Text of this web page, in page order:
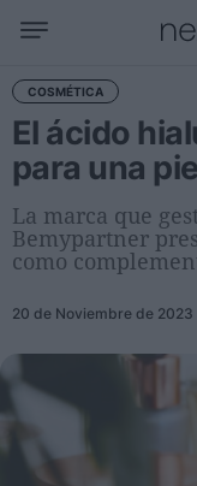
Negocio
Editorial
Actualidad
Nombramientos
Entrevistas a directivos
Innovación
Ciencia y tecnología
COSMÉTICA
El ácido
para una
La marca que
Bemypartner
como
20 de Noviembre de 2023